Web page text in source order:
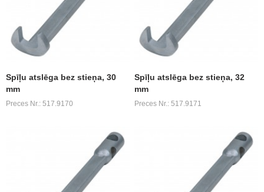
Spīļu atslēga bez stieņa, 30
mm
Preces Nr.: 517.9170
Spīļu atslēga bez stieņa, 32
mm
Preces Nr.: 517.9171